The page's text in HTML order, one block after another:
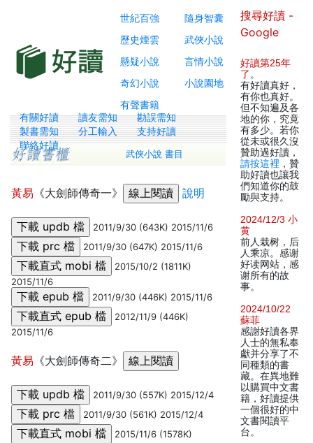
世紀百強
隨身智囊
歷史煙雲
武俠小說
懸疑小說
言情小說
奇幻小說
小說園地
有聲書籍
有關好讀 讀友需知
勘誤需知
製書需知
分工輸入
支持好讀
聯絡好讀
武俠小說 書目
黃易 《大劍師傳奇一》 說明
2011/9/30 (643K) 2015/11/6
2011/9/30 (647K) 2015/11/6
2015/10/2 (1811K)
2015/11/6
2011/9/30 (446K) 2015/11/6
2012/11/9 (446K)
2015/11/6
黃易 《大劍師傳奇二》
2011/9/30 (557K) 2015/12/4
2011/9/30 (561K) 2015/12/4
2015/11/6 (1578K)
搜尋好讀 -
Google
好讀第25年
了 。
有好讀真好，
有你也真好。
但不知遍及各
地的你，究竟
有多少。若你
從未或很久沒
贊助過好讀，
請按這裡 ，贊
助好讀也讓我
們知道你的鼓
勵與支持。
2024/12/3 小
黄
前人栽树，后
人乘凉。感谢
好读网站，感
谢所有的故
事。
2024/10/22
蘇菲
感謝好讀各界
人士的無私奉
獻并分享了不
同種類的書
藏。在異地難
以購買中文書
籍，好讀提供
一個很好的中
文書閱讀平
台。